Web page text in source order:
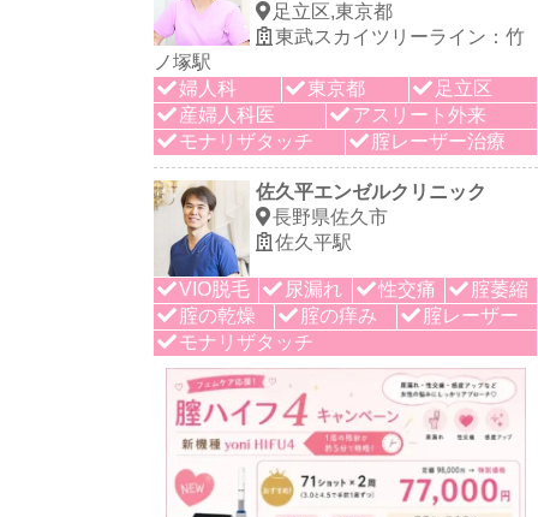
足立区,東京都
東武スカイツリーライン：竹
ノ塚駅
婦人科
東京都
足立区
産婦人科医
アスリート外来
モナリザタッチ
腟レーザー治療
佐久平エンゼルクリニック
長野県佐久市
佐久平駅
VIO脱毛 尿漏れ 性交痛
腟萎縮
腟の乾燥
腟の痒み
腟レーザー
モナリザタッチ